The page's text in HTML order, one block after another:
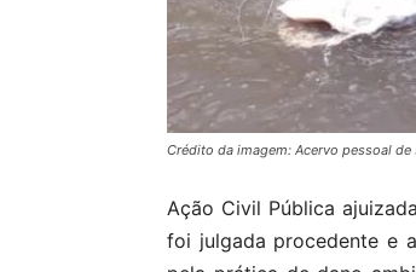
Crédito da imagem: Acervo pessoal de
Ação Civil Pública
foi julgada procedente e